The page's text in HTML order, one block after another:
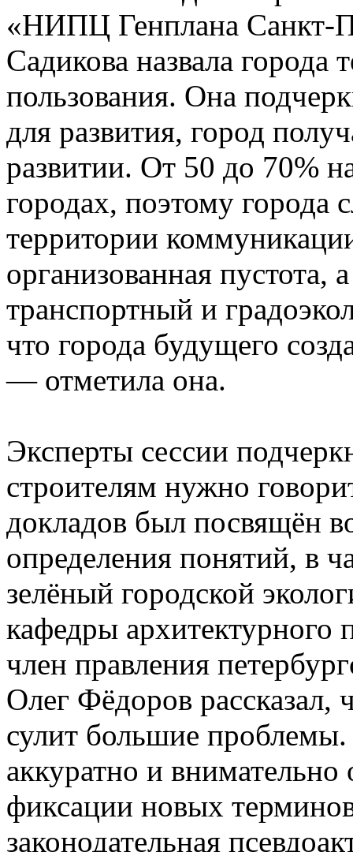
«НИПЦ Генплана Санкт-
Садикова назвала города
пользования. Она
для развития, город
развитии. От 50 до 70%
городах, поэтому города
территории
организованная
транспортный и
что города будущего
— отметила она.
Эксперты сессии
строителям нужно
докладов был посвящён
определения понятий, в
зелёный городской
кафедры
член правления
Олег Фёдоров рассказал,
сулит большие
аккуратно и
фиксации новых
законодательная